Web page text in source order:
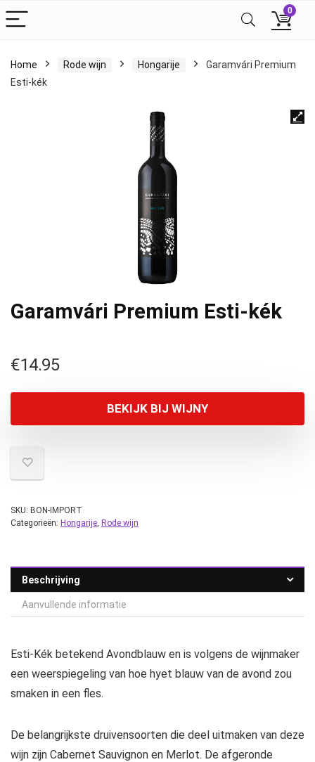
0
Home Rode wijn Hongarije
Garamvári Premium
Esti-kék
Garamvári Premium Esti-kék
€14.95
BEKIJK BIJ WIJNY
SKU: BON-IMPORT
Categorieën: Hongarije, Rode wijn
Beschrijving
Aanvullende informatie
Esti-Kék betekend Avondblauw en is volgens de wijnmaker
een weerspiegeling van hoe hyet blauw van de avond zou
smaken in een fles.
De belangrijkste druivensoorten die deel uitmaken van deze
wijn zijn Cabernet Sauvignon en Merlot. De afgeronde